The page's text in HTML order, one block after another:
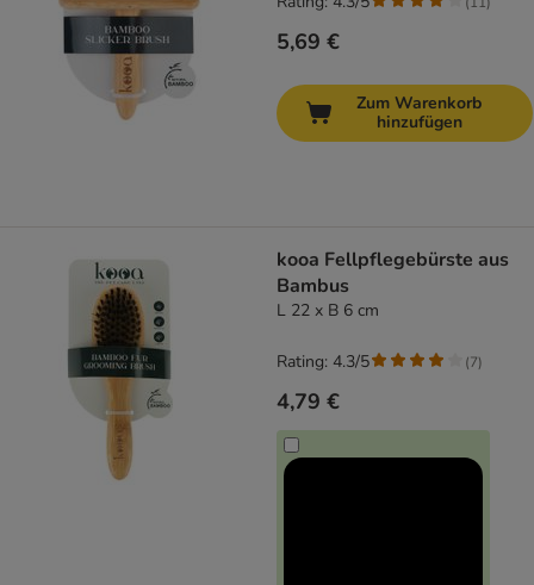
5,69 €
Zum Warenkorb
hinzufügen
kooa Fellpflegebürste aus
Bambus
L 22 x B 6 cm
4,79 €
Rating: 4.3/5 (7)